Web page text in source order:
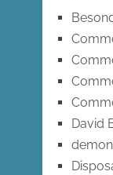
David